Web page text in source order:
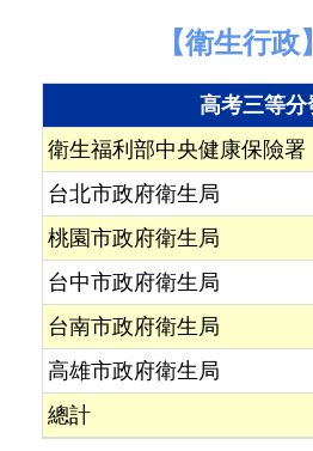
【衛生行
高考三等分
衛生福利部中央健康保險署
台北市政府衛生局
桃園市政府衛生局
台中市政府衛生局
台南市政府衛生局
高雄市政府衛生局
總計